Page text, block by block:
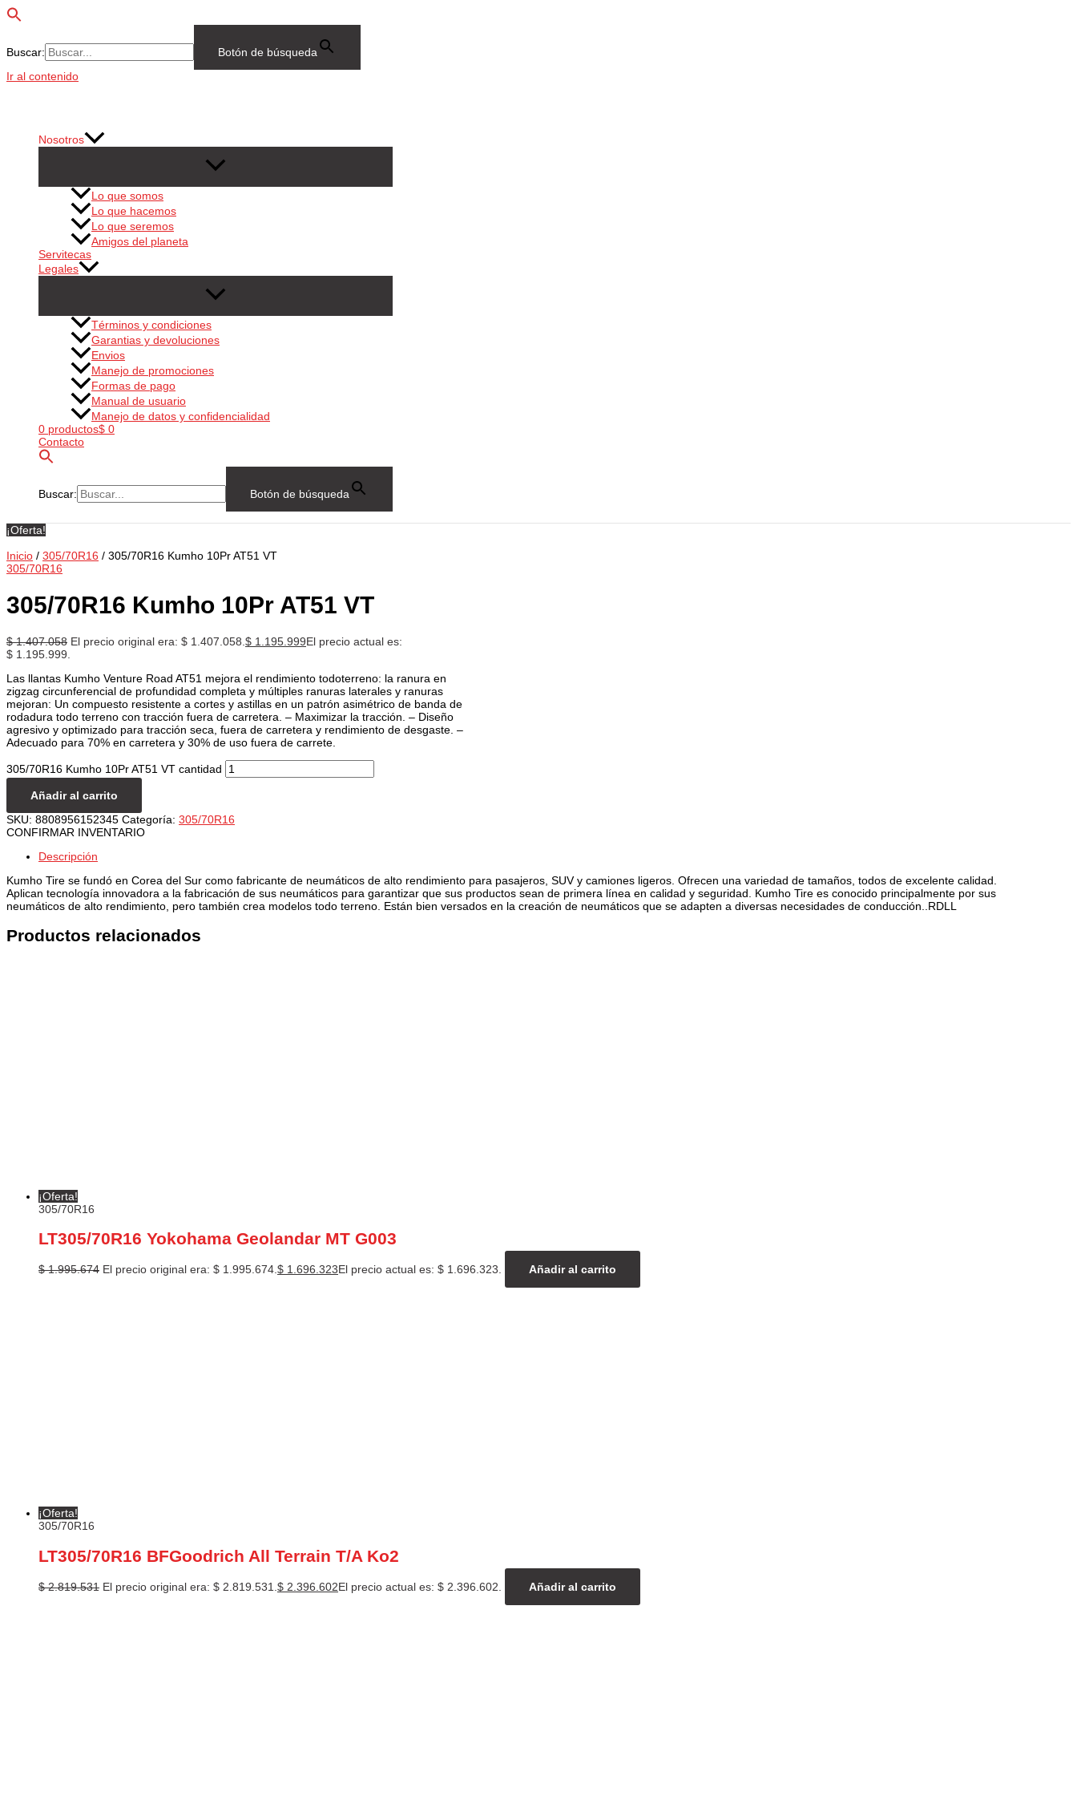
Buscar:
Botón de búsqueda
Ir al contenido
Nosotros
Lo que somos
Lo que hacemos
Lo que seremos
Amigos del planeta
Servitecas
Legales
Términos y condiciones
Garantias y devoluciones
Envios
Manejo de promociones
Formas de pago
Manual de usuario
Manejo de datos y confidencialidad
0 productos$ 0
Contacto
Buscar: Botón de búsqueda
¡Oferta!
Inicio / 305/70R16 / 305/70R16 Kumho 10Pr AT51 VT
305/70R16
305/70R16 Kumho 10Pr AT51 VT
$1.407.058 El precio original era: $ 1.407.058. $ 1.195.999El precio actual es:
$ 1.195.999.
Las llantas Kumho Venture Road AT51 mejora el rendimiento todoterreno: la ranura en
zigzag circunferencial de profundidad completa y múltiples ranuras laterales y ranuras
mejoran: Un compuesto resistente a cortes y astillas en un patrón asimétrico de banda de
rodadura todo terreno con tracción fuera de carretera. – Maximizar la tracción. – Diseño
agresivo y optimizado para tracción seca, fuera de carretera y rendimiento de desgaste. –
Adecuado para 70% en carretera y 30% de uso fuera de carrete.
305/70R16 Kumho 10Pr AT51 VT cantidad
Añadir al carrito
SKU: 8808956152345 Categoría: 305/70R16
CONFIRMAR INVENTARIO
Descripción
Kumho Tire se fundó en Corea del Sur como fabricante de neumáticos de alto rendimiento para pasajeros, SUV y camiones ligeros. Ofrecen una variedad de tamaños, todos de excelente calidad.
Aplican tecnología innovadora a la fabricación de sus neumáticos para garantizar que sus productos sean de primera línea en calidad y seguridad. Kumho Tire es conocido principalmente por sus
neumáticos de alto rendimiento, pero también crea modelos todo terreno. Están bien versados ​​en la creación de neumáticos que se adapten a diversas necesidades de conducción..RDLL
Productos relacionados
¡Oferta!
305/70R16
LT305/70R16 Yokohama Geolandar MT G003
$1.995.674 El precio original era: $ 1.995.674.$ 1.696.323El precio actual es: $ 1.696.323. Añadir al carrito
¡Oferta!
305/70R16
LT305/70R16 BFGoodrich All Terrain T/A Ko2
$2.819.531 El precio original era: $ 2.819.531. $ 2.396.602El precio actual es: $ 2.396.602. Añadir al carrito